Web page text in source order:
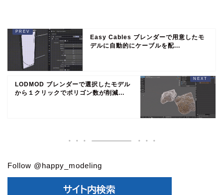
Easy Cables ブレンダーで用意したモ
デルに自動的にケーブルを配...
LODMOD ブレンダーで選択したモデル
から１クリックでポリゴン数が削減...
Follow @happy_modeling